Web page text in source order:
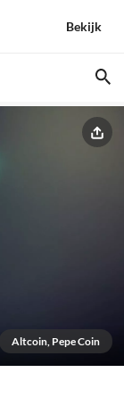
Bekijk
Altcoin, Pepe Coin